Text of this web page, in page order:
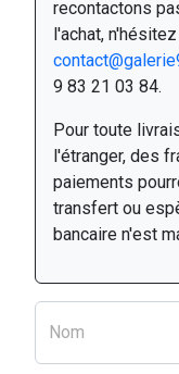
recontactons
l'achat,
9 83 21 03 84.
Pour toute
l'étranger, des
paiements
transfert ou
bancaire n'est
Nom